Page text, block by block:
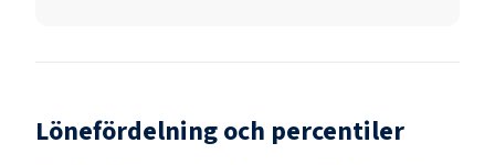
Lönefördelning och percentiler